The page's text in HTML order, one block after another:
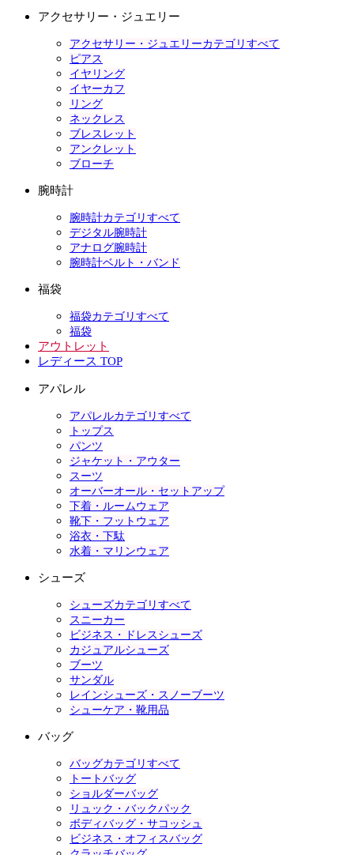
アクセサリー・ジュエリー
アクセサリー・ジュエリーカテゴリすべて
ピアス
イヤリング
イヤーカフ
リング
ネックレス
ブレスレット
アンクレット
ブローチ
腕時計
腕時計カテゴリすべて
デジタル腕時計
アナログ腕時計
腕時計ベルト・バンド
福袋
福袋カテゴリすべて
福袋
アウトレット
レディース TOP
アパレル
アパレルカテゴリすべて
トップス
パンツ
ジャケット・アウター
スーツ
オーバーオール・セットアップ
下着・ルームウェア
靴下・フットウェア
浴衣・下駄
水着・マリンウェア
シューズ
シューズカテゴリすべて
スニーカー
ビジネス・ドレスシューズ
カジュアルシューズ
ブーツ
サンダル
レインシューズ・スノーブーツ
シューケア・靴用品
バッグ
バッグカテゴリすべて
トートバッグ
ショルダーバッグ
リュック・バックパック
ボディバッグ・サコッシュ
ビジネス・オフィスバッグ